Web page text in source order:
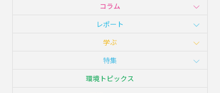
コラム
レポート
学ぶ
特集
環境トピックス